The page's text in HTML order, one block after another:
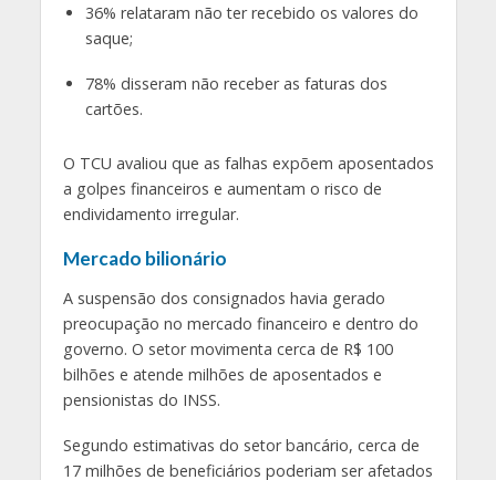
36% relataram não ter recebido os valores do
saque;
78% disseram não receber as faturas dos
cartões.
O TCU avaliou que as falhas expõem aposentados
a golpes financeiros e aumentam o risco de
endividamento irregular.
Mercado bilionário
A suspensão dos consignados havia gerado
preocupação no mercado financeiro e dentro do
governo. O setor movimenta cerca de R$ 100
bilhões e atende milhões de aposentados e
pensionistas do INSS.
Segundo estimativas do setor bancário, cerca de
17 milhões de beneficiários poderiam ser afetados